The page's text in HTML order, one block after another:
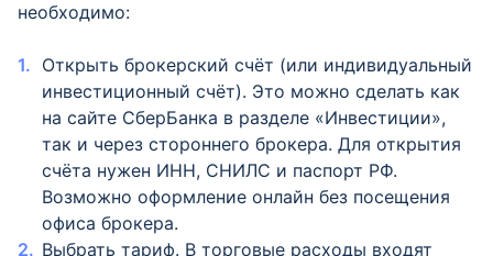
необходимо:
Открыть брокерский счёт (или индивидуальный
инвестиционный счёт). Это можно сделать как
на сайте СберБанка в разделе «Инвестиции»,
так и через стороннего брокера. Для открытия
счёта нужен ИНН, СНИЛС и паспорт РФ.
Возможно оформление онлайн без посещения
офиса брокера.
Выбрать тариф. В торговые расходы входят